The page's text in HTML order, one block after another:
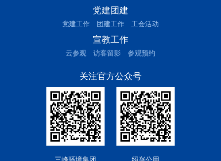
党建团建
党建工作 团建工作 工会活动
宣教工作
云参观 访客留影 参观预约
关注官方公众号